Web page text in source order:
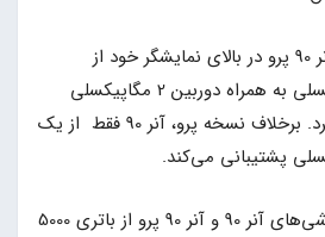
گفتنی است که گوشی‌ آنر 90 پرو در بالای نمایشگر خود از
دوربین سلفی 50 مگاپیکسلی به همراه دوربین 2 مگاپیکسلی
تشخیص عمق بهره می‌برد. برخلاف نسخه پرو، آنر 90 فقط از یک
آنر برای تامین انرژی گوشی‌های آنر 90 و آنر 90 پرو از باتری 5000